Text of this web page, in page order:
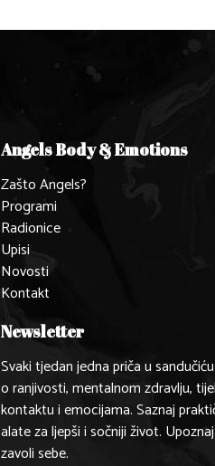
Angels Body & Emotions
Zašto Angels?
Programi
Radionice
Upisi
Novosti
Kontakt
Newsletter
Svaki tjedan jedna priča u
o ranjivosti, mentalnom zdravlju,
kontaktu i emocijama. Saznaj
alate za ljepši i sočniji život.
zavoli sebe.